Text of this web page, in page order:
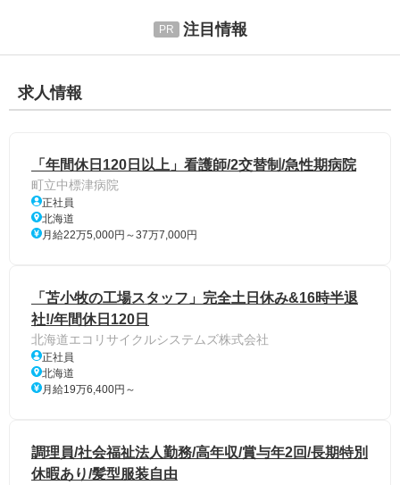
注目情報
求人情報
「年間休日120日以上」看護師/2交替制/急性期病院
町立中標津病院
正社員
北海道
月給22万5,000円～37万7,000円
「苫小牧の工場スタッフ」完全土日休み&16時半退
社!/年間休日120日
北海道エコリサイクルシステムズ株式会社
正社員
北海道
月給19万6,400円～
調理員/社会福祉法人勤務/高年収/賞与年2回/長期特別
休暇あり/髪型服装自由